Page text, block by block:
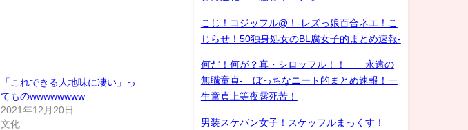
「これできる人地味に凄い」っ
てものwwwwwwww
2021年12月20日
文化
こじ！コジッフル@！-レズっ娘百合ネエ！こ
じらせ！50独身処女のBL腐女子的まとめ速報-
何だ！何が？真・シロッフル！！ 永遠の
無職童貞- ぼっちなニート的まとめ速報！一
生童貞上等夜露死苦！
男装スケバン女子！スケッフルまっくす！